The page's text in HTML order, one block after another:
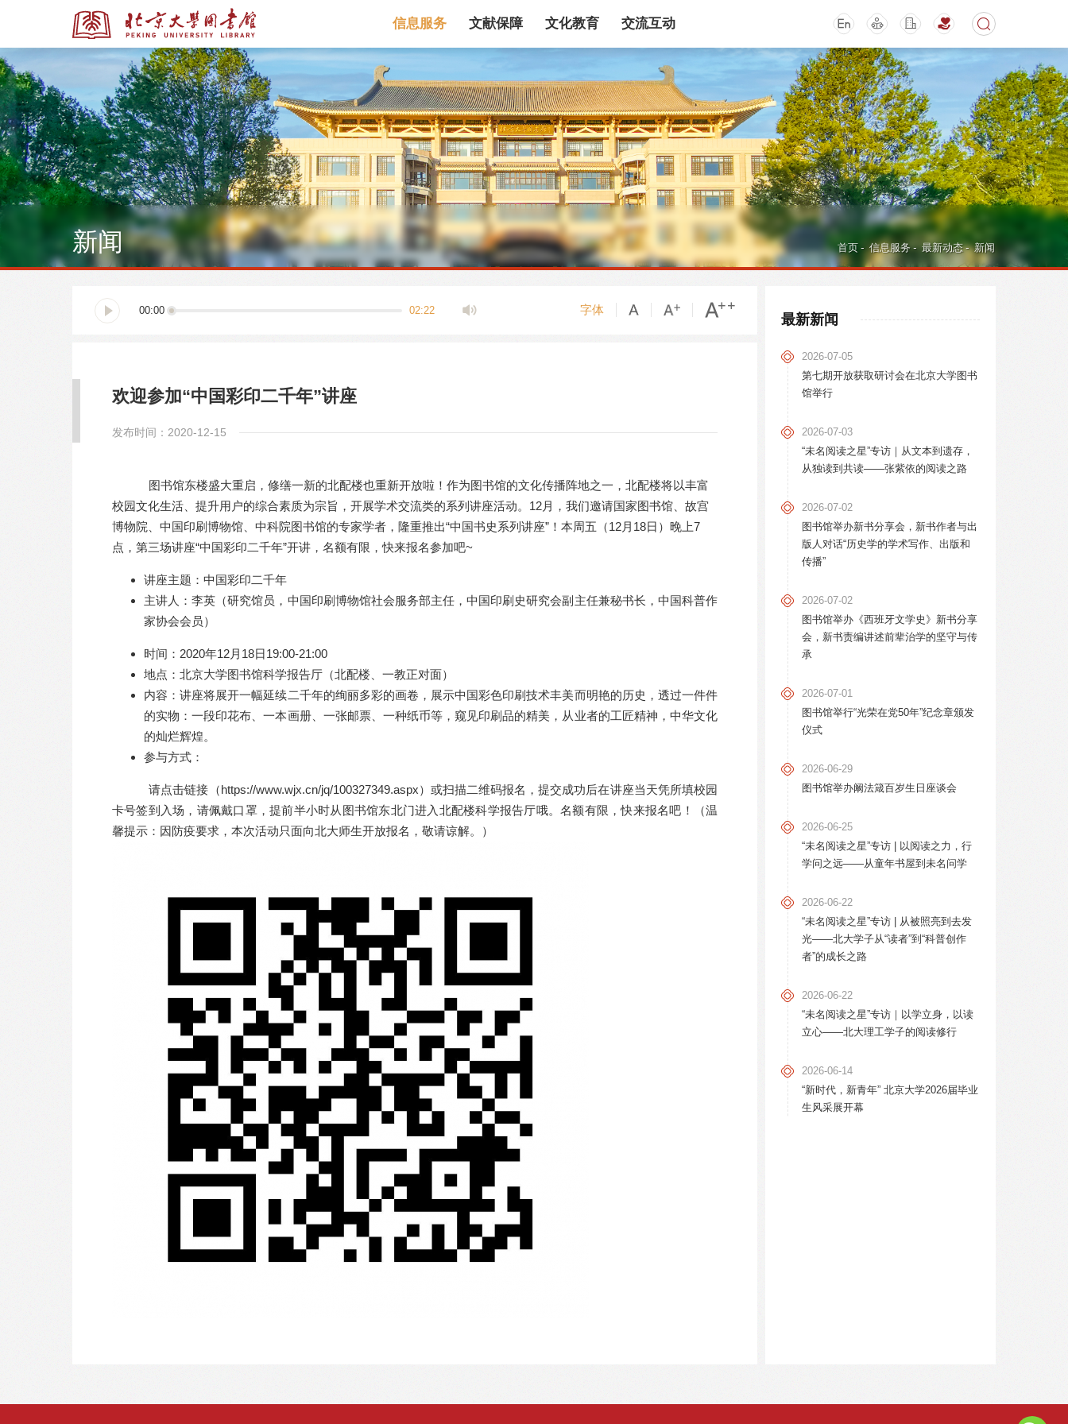
全部资源
全部资源 馆藏目录 论文、书、报告 数据库 电子图书和电子期刊
多媒体资源 机构知识库 馆际互借 新书通报 专利数据 活动讲座
信息服务 文献保障 文化教育 交流互动
首页 - 信息服务 - 最新动态 - 新闻
新闻
最新新闻
2026-07-05
第七期开放获取研讨会在北京大学图书
馆举行
2026-07-03
“未名阅读之星”专访｜从文本到遗存，
从独读到共读——张紫依的阅读之路
2026-07-02
图书馆举办新书分享会，新书作者与出
版人对话“历史学的学术写作、出版和
传播”
2026-07-02
图书馆举办《西班牙文学史》新书分享
会，新书责编讲述前辈治学的坚守与传
承
2026-07-01
图书馆举行“光荣在党50年”纪念章颁发
仪式
2026-06-29
图书馆举办阚法箴百岁生日座谈会
2026-06-25
“未名阅读之星”专访 | 以阅读之力，行
学问之远——从童年书屋到未名问学
2026-06-22
“未名阅读之星”专访 | 从被照亮到去发
光——北大学子从“读者”到“科普创作
者”的成长之路
2026-06-22
“未名阅读之星”专访｜以学立身，以读
立心——北大理工学子的阅读修行
2026-06-14
“新时代，新青年” 北京大学2026届毕业
生风采展开幕
00:00 02:22 字体
欢迎参加“中国彩印二千年”讲座
发布时间：2020-12-15
图书馆东楼盛大重启，修缮一新的北配楼也重新开放啦！作为图书馆的文化传播阵地之一，北配楼将以丰富
校园文化生活、提升用户的综合素质为宗旨，开展学术交流类的系列讲座活动。12月，我们邀请国家图书馆、故宫
博物院、中国印刷博物馆、中科院图书馆的专家学者，隆重推出“中国书史系列讲座”！本周五（12月18日）晚上7
点，第三场讲座“中国彩印二千年”开讲，名额有限，快来报名参加吧~
讲座主题：中国彩印二千年
主讲人：李英（研究馆员，中国印刷博物馆社会服务部主任，中国印刷史研究会副主任兼秘书长，中国科普作
家协会会员）
时间：2020年12月18日19:00-21:00
地点：北京大学图书馆科学报告厅（北配楼、一教正对面）
内容：讲座将展开一幅延续二千年的绚丽多彩的画卷，展示中国彩色印刷技术丰美而明艳的历史，透过一件件
的实物：一段印花布、一本画册、一张邮票、一种纸币等，窥见印刷品的精美，从业者的工匠精神，中华文化
的灿烂辉煌。
参与方式：
请点击链接（https://www.wjx.cn/jq/100327349.aspx）或扫描二维码报名，提交成功后在讲座当天凭所填校园
卡号签到入场，请佩戴口罩，提前半小时从图书馆东北门进入北配楼科学报告厅哦。名额有限，快来报名吧！（温
馨提示：因防疫要求，本次活动只面向北大师生开放报名，敬请谅解。）